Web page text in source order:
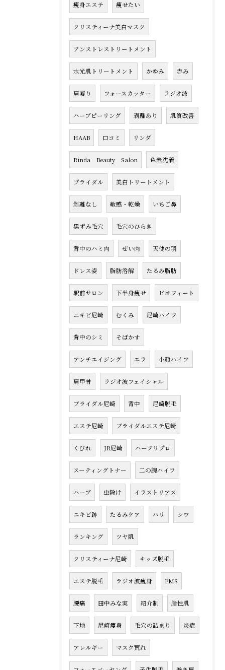
痩身エステ 痩せたい
クリスティーナ美白マスク
アンストレストリートメント
水光肌トリートメント かゆみ 赤み
肩凝り フォースカッター ラジオ波
ハーブピーリング 剥離あり 肌質改善
HAAB 口コミ リンダ
Rinda Beauty Salon 色素沈着
ブライダル 美白トリートメント
剥離なし 敏感・乾燥 いちご鼻
黒ずみ毛穴 毛穴のひらき
背中のハミ肉 ぜい肉 天使の羽
ドレス姿 脂肪溶解 たるみ脂肪
駅前サロン 下半身痩せ ビオフィート
ニキビ尼崎 むくみ 尼崎ハイフ
背中のシミ そばかす
アンチエイジング エラ 小顔ハイフ
肩甲骨 ラジオ波フェイシャル
ブライダル尼崎 背中 尼崎脱毛
エステ尼崎 ブライダルエステ尼崎
くびれ JR尼崎 ハーブリプロ
スーティングトナー 二の腕ハイフ
ハーブ 虫除け イラストリアス
ニキビ跡 たるみケア ハリ シワ
ランキング ツヤ肌
クリスティーナ尼崎 キッズ脱毛
エステ脱毛 ラジオ波痩身 EMS
腰痛 田中みな実 紹介制 脂性肌
下地 尼崎痩身 毛穴の詰まり 炎症
アレルギー マスク荒れ